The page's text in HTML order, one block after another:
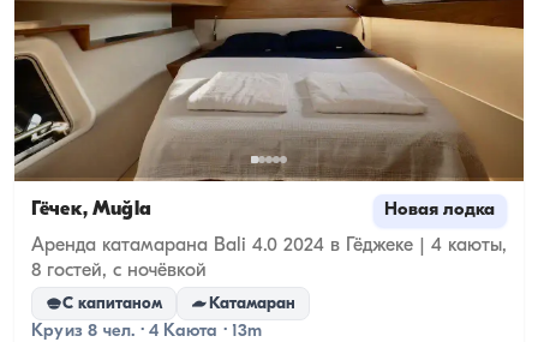
Гёчек, Muğla Новая лодка
Аренда катамарана Bali 4.0 2024 в Гёджеке | 4 каюты,
8 гостей, с ночёвкой
С капитаном Катамаран
Круиз 8 чел. · 4 Каюта · 13m